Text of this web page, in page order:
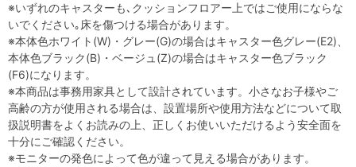
※いずれのキャスターも､クッションフロアー上ではご使用にならな
いでください｡床を傷つける場合があります。
※本体色ホワイト(W)・グレー(G)の場合はキャスター色グレー(E2)、
本体色ブラック(B)・ベージュ(Z)の場合はキャスター色ブラック
(F6)になります。
※本商品は事務用家具として設計されています。小さなお子様やご
高齢の方が使用される場合は、設置場所や使用方法などについて取
扱説明書をよくお読みの上、正しくお使いいただけるよう安全面を
十分にご確認ください。
※モニターの発色によって色が違って見える場合があります。